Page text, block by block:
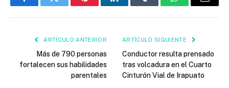
FacebookTwitter PinterestLinkedInTumblr WhatsAppEmail
ARTÍCULO ANTERIOR
Más de 790 personas
fortalecen sus habilidades
parentales
ARTÍCULO SIGUIENTE
Conductor resulta prensado
tras volcadura en el Cuarto
Cinturón Vial de Irapuato